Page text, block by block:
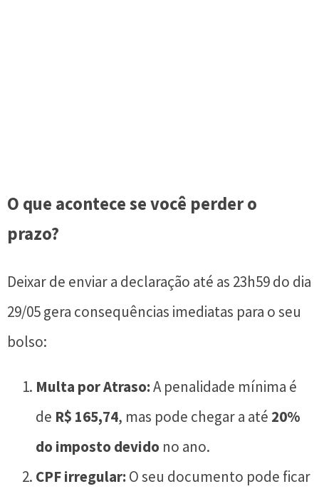
O que acontece se você perder o
prazo?
Deixar de enviar a declaração até as 23h59 do dia
29/05 gera consequências imediatas para o seu
bolso:
Multa por Atraso:A penalidade mínima é
de R$ 165,74, mas pode chegar a até 20%
do imposto devido no ano.
CPF irregular: O seu documento pode ficar